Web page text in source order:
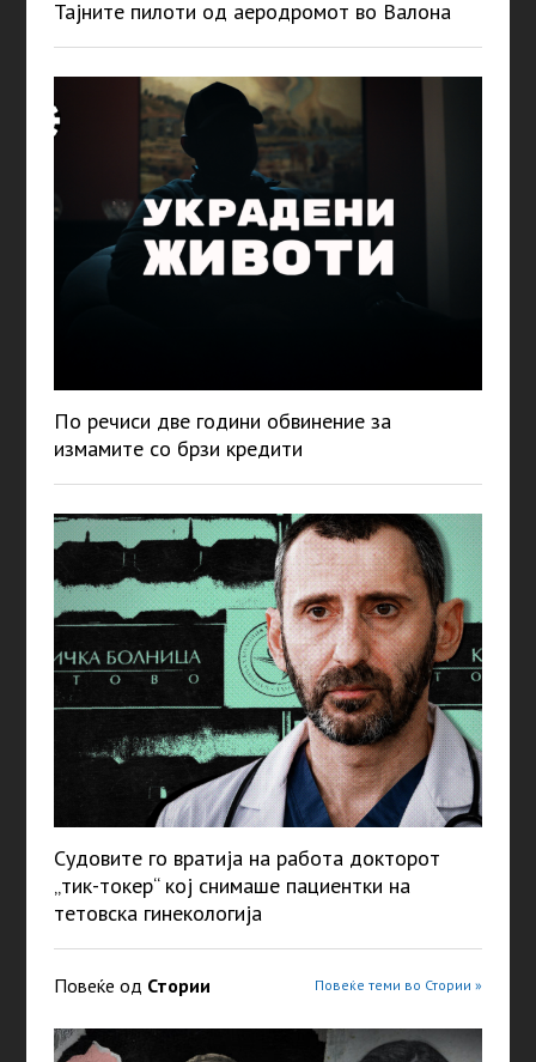
Тајните пилоти од аеродромот во Валона
По речиси две години обвинение за
измамите со брзи кредити
Судовите го вратија на работа докторот
„тик-токер“ кој снимаше пациентки на
тетовска гинекологија
Повеќе од Стории Повеќе теми во Стории »